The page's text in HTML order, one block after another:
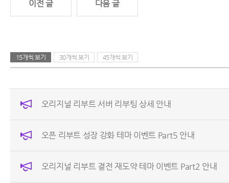
이전 글 다음 글
15개씩 보기 30개씩 보기 45개씩 보기
오리지널 리부트 서버 리부팅 상세 안내
오픈 리부트 성장 강화 테마 이벤트 Part5 안내
오리지널 리부트 결전 재도약 테마 이벤트 Part2 안내